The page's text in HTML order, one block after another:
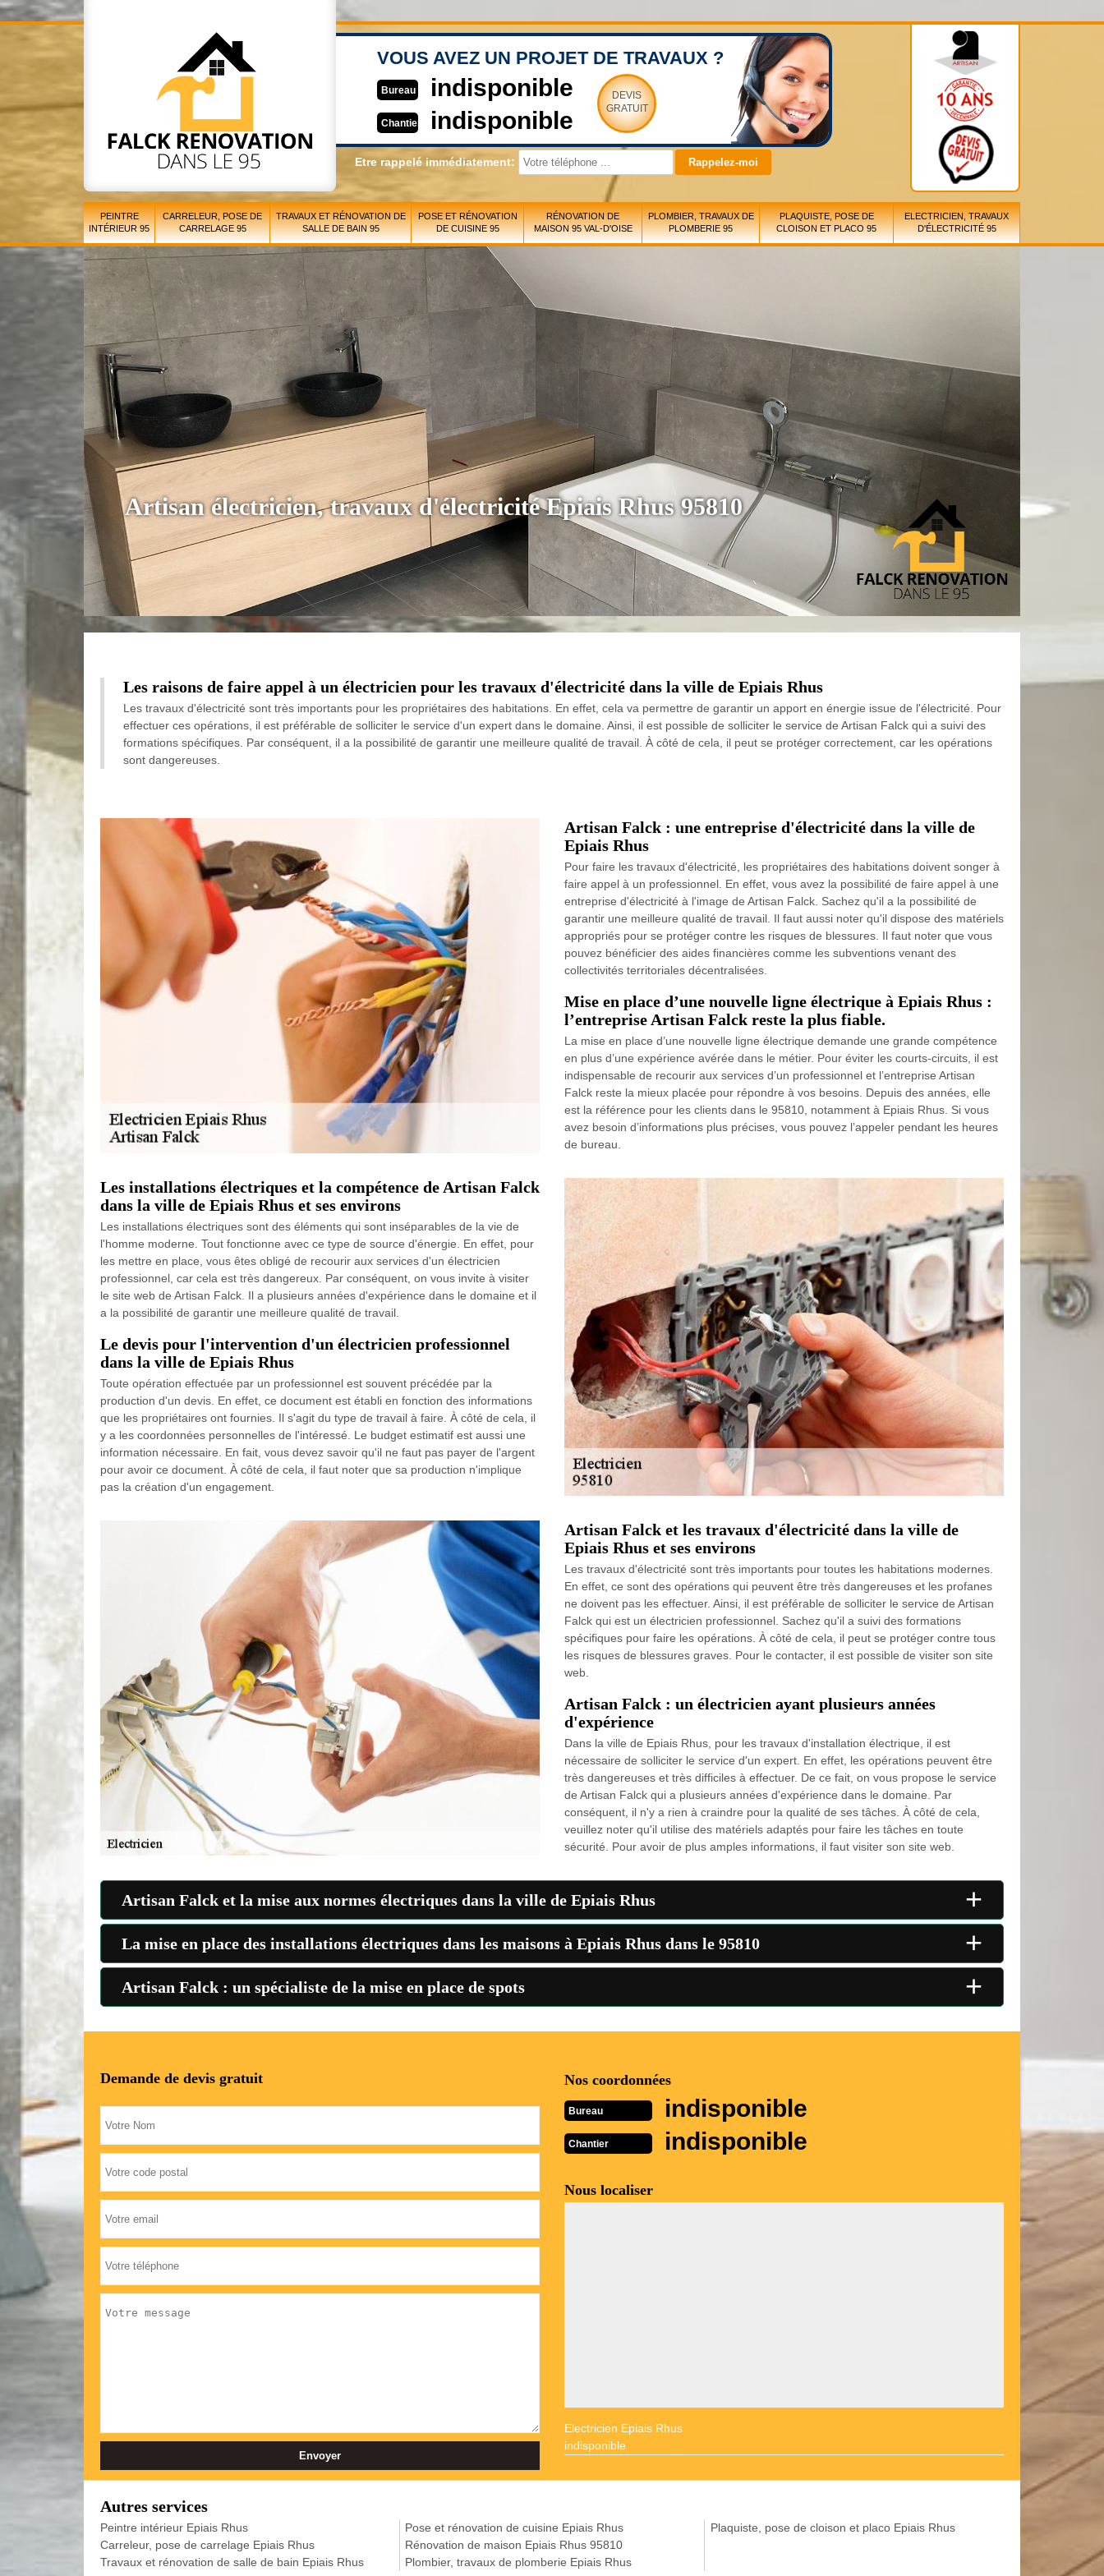
VOUS AVEZ UN PROJET DE TRAVAUX ?
Bureau indisponible
Chantier indisponible
DEVIS
GRATUIT
Etre rappelé immédiatement:
PEINTRE
INTÉRIEUR 95
CARRELEUR, POSE DE
CARRELAGE 95
TRAVAUX ET RÉNOVATION DE
SALLE DE BAIN 95
POSE ET RÉNOVATION
DE CUISINE 95
RÉNOVATION DE
MAISON 95 VAL-D'OISE
PLOMBIER, TRAVAUX DE
PLOMBERIE 95
PLAQUISTE, POSE DE
CLOISON ET PLACO 95
ELECTRICIEN, TRAVAUX
D'ÉLECTRICITÉ 95
Artisan électricien, travaux d'électricité Epiais Rhus 95810
Les raisons de faire appel à un électricien pour les travaux d'électricité dans la ville de Epiais Rhus
Les travaux d'électricité sont très importants pour les propriétaires des habitations. En effet, cela va permettre de garantir un apport en énergie issue de l'électricité. Pour
effectuer ces opérations, il est préférable de solliciter le service d'un expert dans le domaine. Ainsi, il est possible de solliciter le service de Artisan Falck qui a suivi des
formations spécifiques. Par conséquent, il a la possibilité de garantir une meilleure qualité de travail. À côté de cela, il peut se protéger correctement, car les opérations
sont dangereuses.
Artisan Falck : une entreprise d'électricité dans la ville de
Epiais Rhus
Pour faire les travaux d'électricité, les propriétaires des habitations doivent songer à
faire appel à un professionnel. En effet, vous avez la possibilité de faire appel à une
entreprise d'électricité à l'image de Artisan Falck. Sachez qu'il a la possibilité de
garantir une meilleure qualité de travail. Il faut aussi noter qu'il dispose des matériels
appropriés pour se protéger contre les risques de blessures. Il faut noter que vous
pouvez bénéficier des aides financières comme les subventions venant des
collectivités territoriales décentralisées.
Mise en place d’une nouvelle ligne électrique à Epiais Rhus :
l’entreprise Artisan Falck reste la plus fiable.
La mise en place d’une nouvelle ligne électrique demande une grande compétence
en plus d’une expérience avérée dans le métier. Pour éviter les courts-circuits, il est
indispensable de recourir aux services d’un professionnel et l’entreprise Artisan
Falck reste la mieux placée pour répondre à vos besoins. Depuis des années, elle
est la référence pour les clients dans le 95810, notamment à Epiais Rhus. Si vous
avez besoin d’informations plus précises, vous pouvez l’appeler pendant les heures
de bureau.
Les installations électriques et la compétence de Artisan Falck
dans la ville de Epiais Rhus et ses environs
Les installations électriques sont des éléments qui sont inséparables de la vie de
l'homme moderne. Tout fonctionne avec ce type de source d'énergie. En effet, pour
les mettre en place, vous êtes obligé de recourir aux services d'un électricien
professionnel, car cela est très dangereux. Par conséquent, on vous invite à visiter
le site web de Artisan Falck. Il a plusieurs années d'expérience dans le domaine et il
a la possibilité de garantir une meilleure qualité de travail.
Le devis pour l'intervention d'un électricien professionnel
dans la ville de Epiais Rhus
Toute opération effectuée par un professionnel est souvent précédée par la
production d'un devis. En effet, ce document est établi en fonction des informations
que les propriétaires ont fournies. Il s'agit du type de travail à faire. À côté de cela, il
y a les coordonnées personnelles de l'intéressé. Le budget estimatif est aussi une
information nécessaire. En fait, vous devez savoir qu'il ne faut pas payer de l'argent
pour avoir ce document. À côté de cela, il faut noter que sa production n'implique
pas la création d'un engagement.
Artisan Falck et les travaux d'électricité dans la ville de
Epiais Rhus et ses environs
Les travaux d'électricité sont très importants pour toutes les habitations modernes.
En effet, ce sont des opérations qui peuvent être très dangereuses et les profanes
ne doivent pas les effectuer. Ainsi, il est préférable de solliciter le service de Artisan
Falck qui est un électricien professionnel. Sachez qu'il a suivi des formations
spécifiques pour faire les opérations. À côté de cela, il peut se protéger contre tous
les risques de blessures graves. Pour le contacter, il est possible de visiter son site
web.
Artisan Falck : un électricien ayant plusieurs années
d'expérience
Dans la ville de Epiais Rhus, pour les travaux d'installation électrique, il est
nécessaire de solliciter le service d'un expert. En effet, les opérations peuvent être
très dangereuses et très difficiles à effectuer. De ce fait, on vous propose le service
de Artisan Falck qui a plusieurs années d'expérience dans le domaine. Par
conséquent, il n'y a rien à craindre pour la qualité de ses tâches. À côté de cela,
veuillez noter qu'il utilise des matériels adaptés pour faire les tâches en toute
sécurité. Pour avoir de plus amples informations, il faut visiter son site web.
Artisan Falck et la mise aux normes électriques dans la ville de Epiais Rhus +
La mise en place des installations électriques dans les maisons à Epiais Rhus dans le 95810 +
Artisan Falck : un spécialiste de la mise en place de spots +
Demande de devis gratuit Nos coordonnées
Bureau indisponible
Chantier indisponible
Nous localiser
Electricien Epiais Rhus
indisponible
Autres services
Peintre intérieur Epiais Rhus
Carreleur, pose de carrelage Epiais Rhus
Travaux et rénovation de salle de bain Epiais Rhus
Pose et rénovation de cuisine Epiais Rhus
Rénovation de maison Epiais Rhus 95810
Plombier, travaux de plomberie Epiais Rhus
Plaquiste, pose de cloison et placo Epiais Rhus